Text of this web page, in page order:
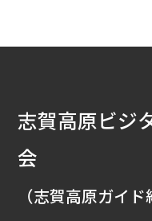
志賀高原ビジ
会
（志賀高原ガイド